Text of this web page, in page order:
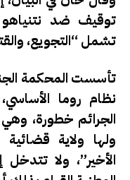
توقيف ضد
تشمل “التجويع،
نظام روما
الجرائم خطورة،
ولها ولاية
الأخير”، ولا